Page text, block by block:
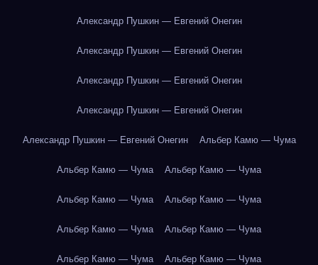
Александр Пушкин — Евгений Онегин
Александр Пушкин — Евгений Онегин
Александр Пушкин — Евгений Онегин
Александр Пушкин — Евгений Онегин
Александр Пушкин — Евгений Онегин Альбер Камю — Чума
Альбер Камю — Чума Альбер Камю — Чума
Альбер Камю — Чума Альбер Камю — Чума
Альбер Камю — Чума Альбер Камю — Чума
Альбер Камю — Чума Альбер Камю — Чума